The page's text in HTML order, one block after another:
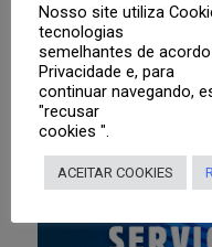
Boletim
Agenda
Roteiros de Estudo
Responsáveis
Portal Web
Segunda Via de Boleto
Tutoriais
Aplicativo CNSG
Nosso site utiliza
tecnologias
semelhantes de
Privacidade e, para
continuar navegando,
"recusar
cookies ".
ACEITAR COOKIES